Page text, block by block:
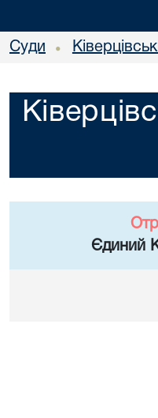
Суди •
Єдиний